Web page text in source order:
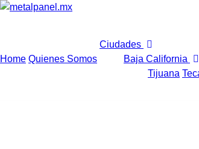
Home Quienes Somos
Ciudades
Baja California
Tijuana
CORTE EN